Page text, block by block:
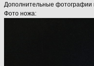
Дополнительные фотографии
Фото ножа: